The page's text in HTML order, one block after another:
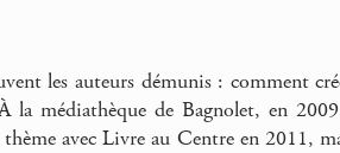
les auteurs démunis : comment
la médiathèque de Bagnolet, en
thème avec Livre au Centre en 2011,